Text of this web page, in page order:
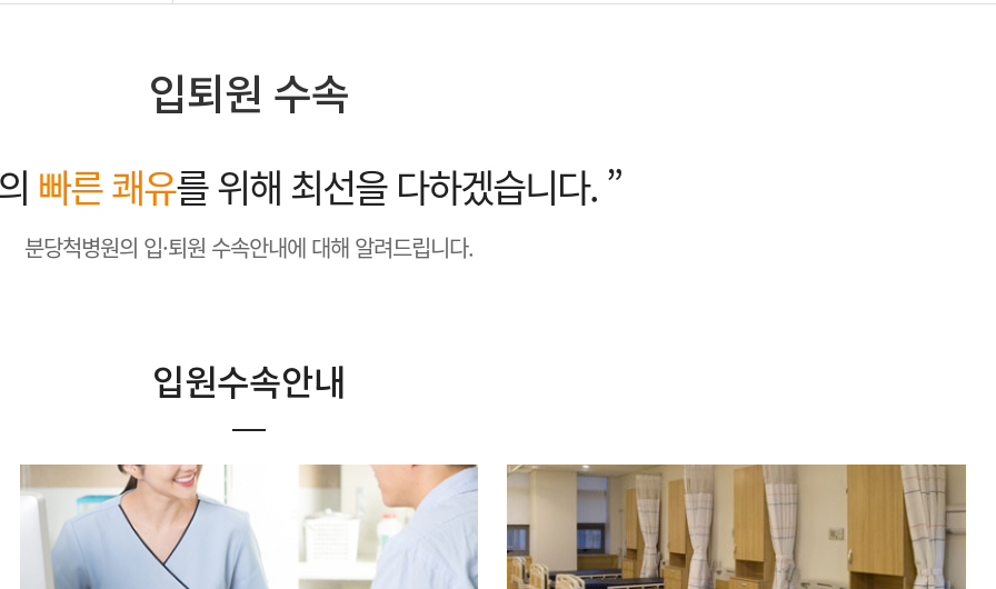
뉴스레터
입퇴원 수속
빠른 쾌유를 위해 최선을 다하겠습니다. ”
분당척병원의 입·퇴원 수속안내에 대해 알려드립니다.
입원수속안내